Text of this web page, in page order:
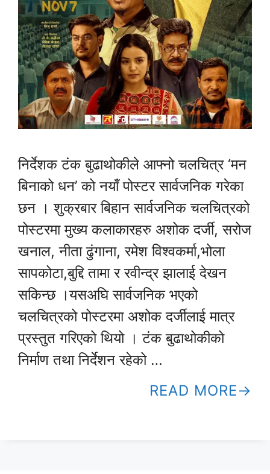
निर्देशक टंक बुढाथोकीले आफ्नो चलचित्र ‘मन
बिनाको धन’ को नयाँ पोस्टर सार्वजनिक गरेका
छन । शुक्रबार बिहान सार्वजनिक चलचित्रको
पोस्टरमा मुख्य कलाकारहरु अशोक दर्जी, सरोज
खनाल, नीता ढुंगाना, रमेश विश्वकर्मा,भोला
सापकोटा,बुद्दि तामा र रवीन्द्र झालाई देखन
सकिन्छ ।यसअघि सार्वजनिक भएको
चलचित्रको पोस्टरमा अशोक दर्जीलाई मात्र
प्रस्तुत गरिएको थियो । टंक बुढाथोकीको
निर्माण तथा निर्देशन रहेको …
READ MORE